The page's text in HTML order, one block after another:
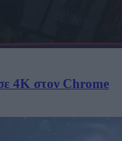
4K στον Chrome